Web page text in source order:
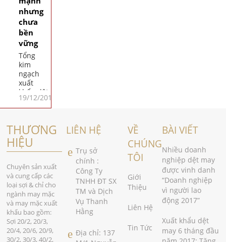
đến
công
trình
BOT Cai
Lậy.
nhưng
chưa
bền
vững
Tổng
kim
ngạch
xuất
khẩu dệt
may 6
tháng
năm nay
đạt
14,58 tỷ
tăng
11,3% so
với cùng
kỳ năm
2016,
cao hơn
nhiều so
với mức
tăng
19/12/2017
THƯƠNG
HIỆU
Chuyên sản xuất
và cung cấp các
loại sợi & chỉ cho
ngành may mặc
và may mặc xuất
khẩu bao gồm:
Sợi 20/2, 20/3,
20/4, 20/6, 20/9,
30/2, 30/3, 40/2,
LIÊN HỆ
Trụ sở
chính :
Công Ty
TNHH ĐT SX
TM và Dịch
Vụ Thanh
Hằng
Địa chỉ: 137
VỀ
CHÚNG
TÔI
Giới
Thiệu
Liên Hệ
Tin Tức
BÀI VIẾT
Nhiều doanh
nghiệp dệt may
được vinh danh
“Doanh nghiệp
vì người lao
động 2017”
Xuất khẩu dệt
may 6 tháng đầu